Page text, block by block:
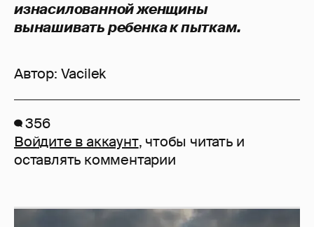
изнасилованной женщины
вынашивать ребенка к пыткам.
Автор: Vacilek
356
Войдите в аккаунт, чтобы читать и
оставлять комментарии